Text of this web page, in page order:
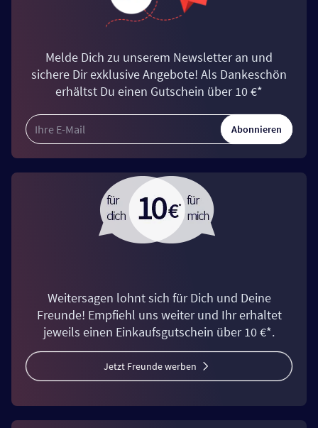
Melde Dich zu unserem Newsletter an und
sichere Dir exklusive Angebote! Als Dankeschön
erhältst Du einen Gutschein über 10 €*
Abonnieren
Weitersagen lohnt sich für Dich und Deine
Freunde! Empfiehl uns weiter und Ihr erhaltet
jeweils einen Einkaufsgutschein über 10 €*.
Jetzt Freunde werben